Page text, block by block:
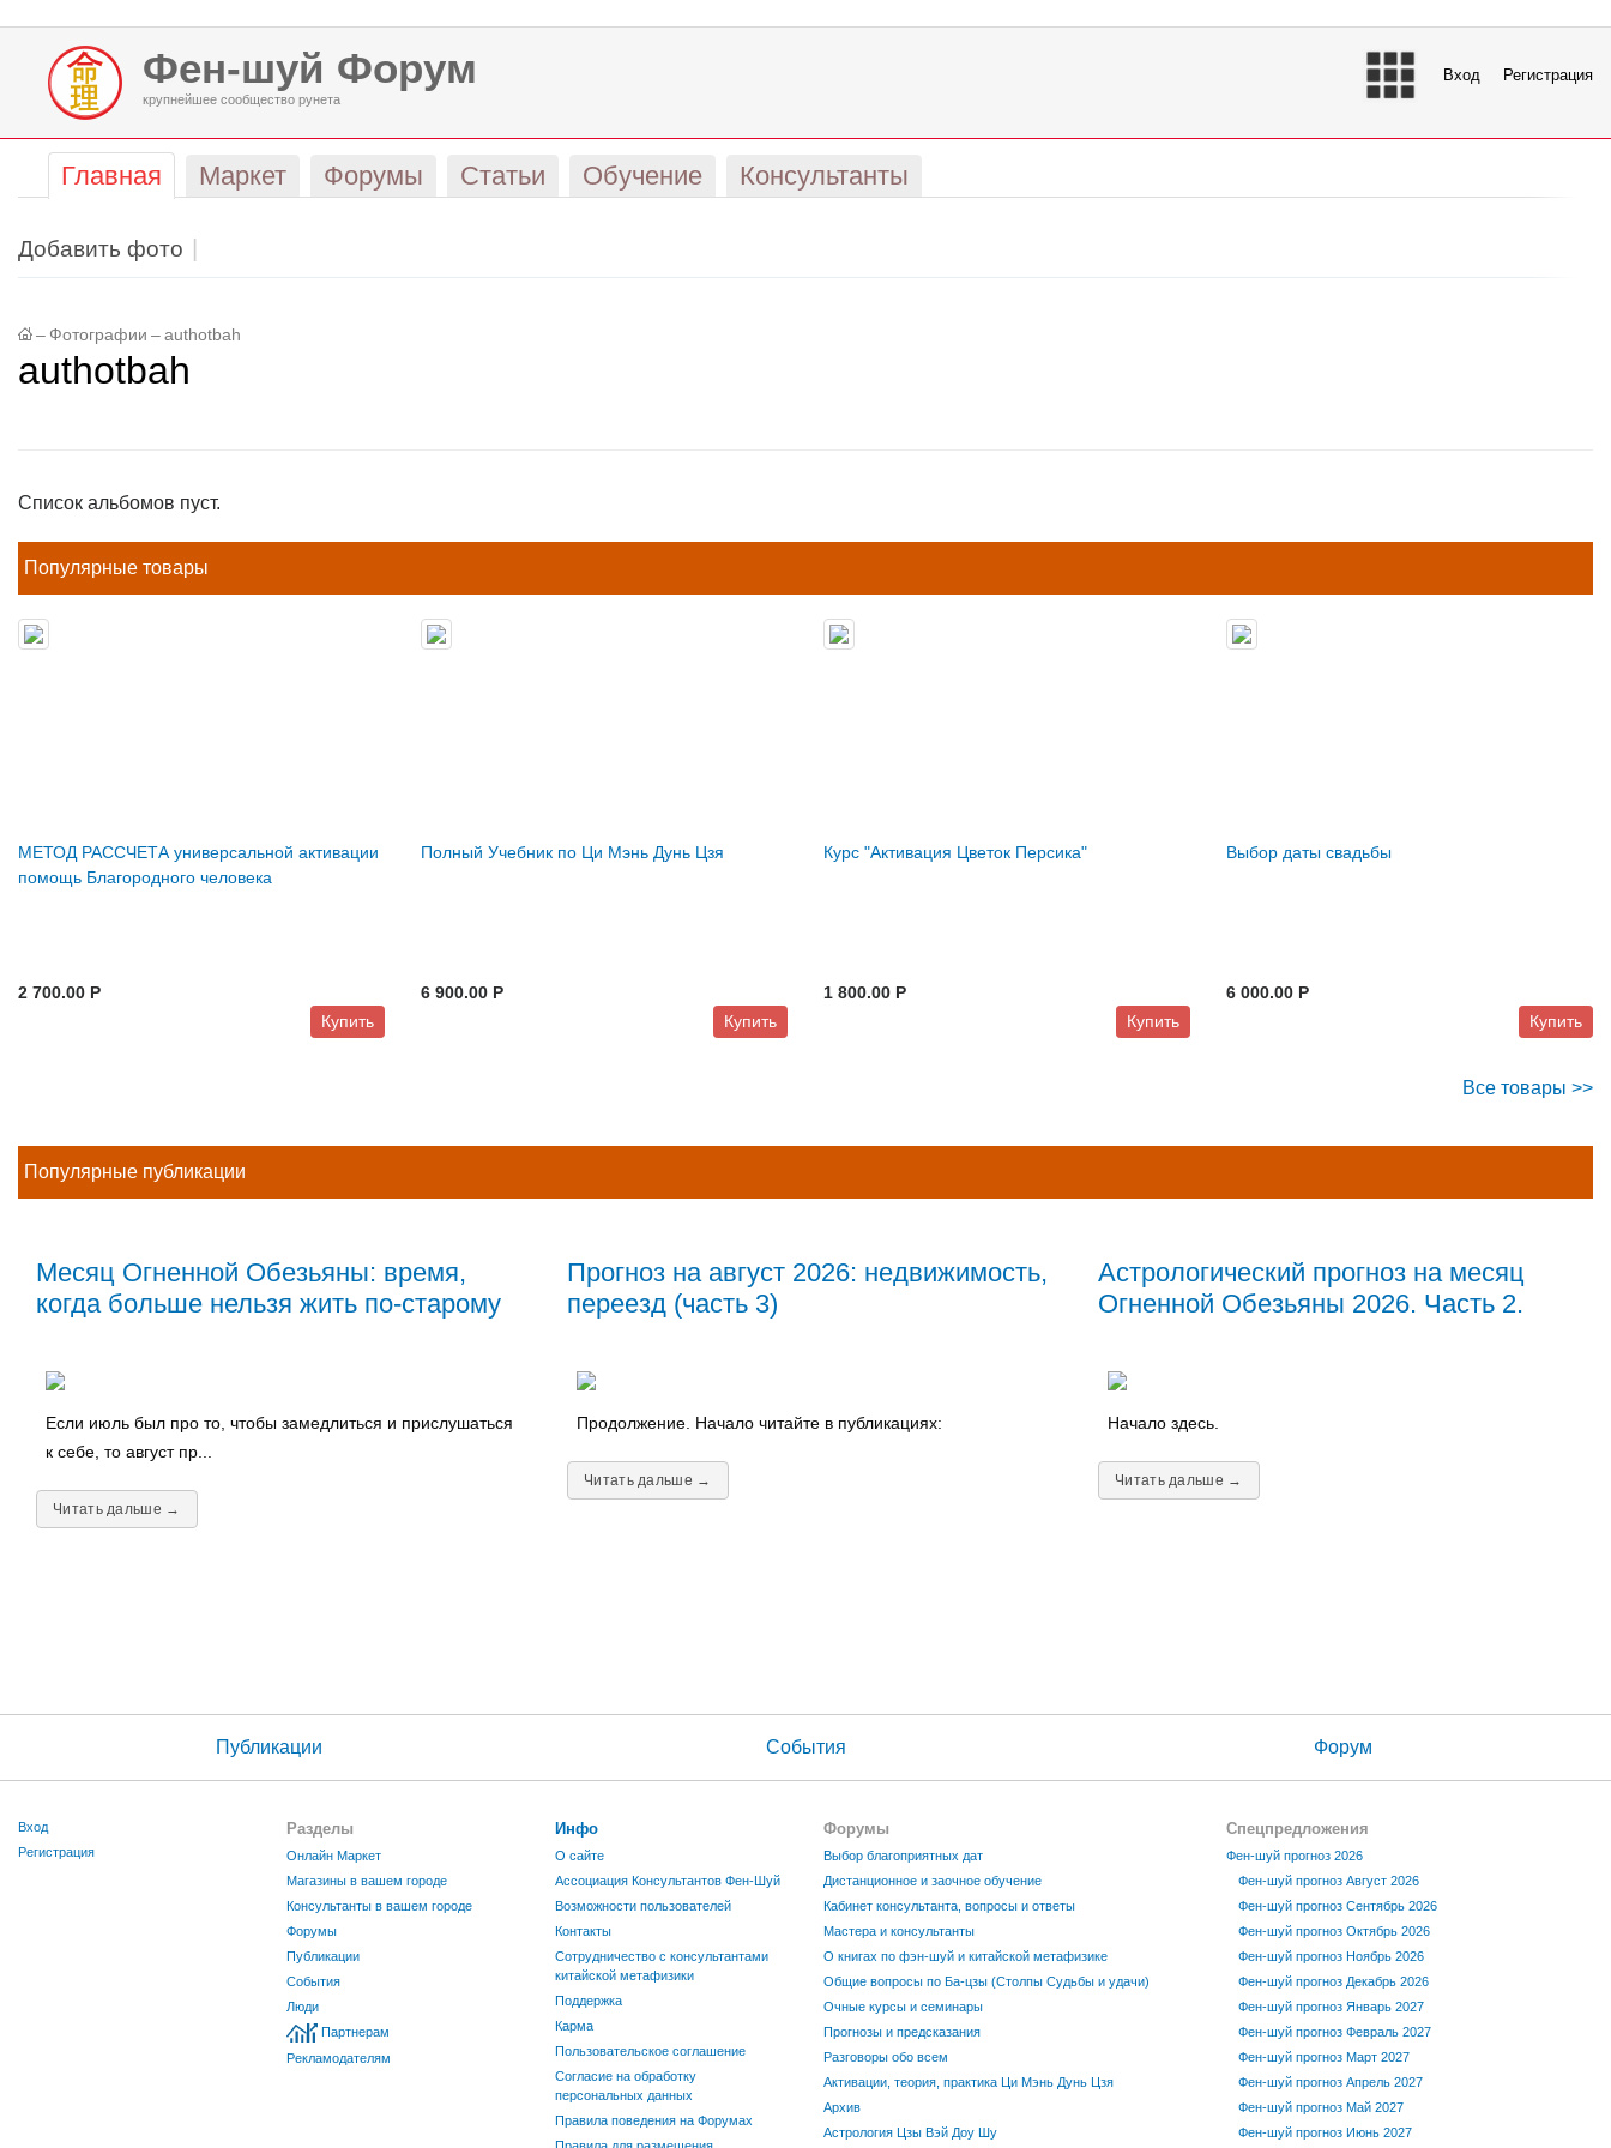
Фен-шуй Форум
крупнейшее сообщество рунета
Вход Регистрация
Главная Маркет Форумы Статьи Обучение Консультанты
Добавить фото
– Фотографии – authotbah
authotbah
Список альбомов пуст.
Популярные товары
МЕТОД РАССЧЕТА универсальной активации
помощь Благородного человека
2 700.00 P
Купить
Полный Учебник по Ци Мэнь Дунь Цзя
6 900.00 P
Купить
Курс "Активация Цветок Персика"
1 800.00 P
Купить
Выбор даты свадьбы
6 000.00 P
Купить
Все товары >>
Популярные публикации
Месяц Огненной Обезьяны: время,
когда больше нельзя жить по-старому
Если июль был про то, чтобы замедлиться и прислушаться
к себе, то август пр...
Читать дальше →
Прогноз на август 2026: недвижимость,
переезд (часть 3)
Продолжение. Начало читайте в публикациях:
Читать дальше →
Астрологический прогноз на месяц
Огненной Обезьяны 2026. Часть 2.
Начало здесь.
Читать дальше →
Публикации События Форум
Вход
Регистрация
Разделы
Онлайн Маркет
Магазины в вашем городе
Консультанты в вашем городе
Форумы
Публикации
События
Люди
Партнерам
Рекламодателям
Инфо
О сайте
Ассоциация Консультантов Фен-Шуй
Возможности пользователей
Контакты
Сотрудничество с консультантами
китайской метафизики
Поддержка
Карма
Пользовательское соглашение
Согласие на обработку
персональных данных
Правила поведения на Форумах
Правила для размещения
Форумы
Выбор благоприятных дат
Дистанционное и заочное обучение
Кабинет консультанта, вопросы и ответы
Мастера и консультанты
О книгах по фэн-шуй и китайской метафизике
Общие вопросы по Ба-цзы (Столпы Судьбы и удачи)
Очные курсы и семинары
Прогнозы и предсказания
Разговоры обо всем
Активации, теория, практика Ци Мэнь Дунь Цзя
Архив
Астрология Цзы Вэй Доу Шу
Спецпредложения
Фен-шуй прогноз 2026
Фен-шуй прогноз Август 2026
Фен-шуй прогноз Сентябрь 2026
Фен-шуй прогноз Октябрь 2026
Фен-шуй прогноз Ноябрь 2026
Фен-шуй прогноз Декабрь 2026
Фен-шуй прогноз Январь 2027
Фен-шуй прогноз Февраль 2027
Фен-шуй прогноз Март 2027
Фен-шуй прогноз Апрель 2027
Фен-шуй прогноз Май 2027
Фен-шуй прогноз Июнь 2027